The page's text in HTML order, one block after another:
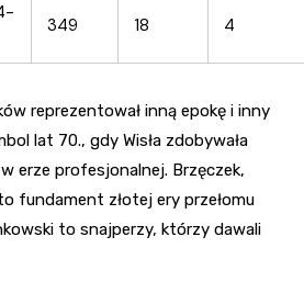
349 18 4
reprezentował inną epokę i inny
lat 70., gdy Wisła zdobywała
erze profesjonalnej. Brzęczek,
fundament złotej ery przełomu
to snajperzy, którzy dawali